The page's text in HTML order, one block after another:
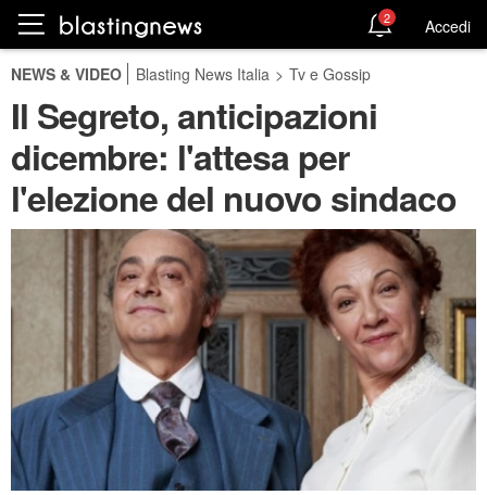
2 Accedi
NEWS & VIDEO Blasting News Italia > Tv e Gossip
Il Segreto, anticipazioni
dicembre: l'attesa per
l'elezione del nuovo sindaco